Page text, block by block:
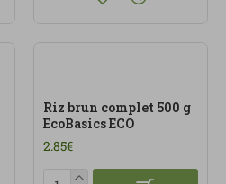
Riz brun complet 500 g
EcoBasics ECO
2.85€